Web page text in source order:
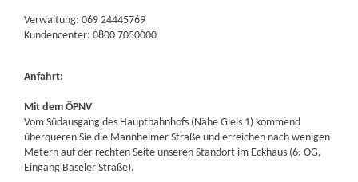
Verwaltung: 069 24445769
Kundencenter: 0800 7050000
Anfahrt:
Mit dem ÖPNV
Vom Südausgang des Hauptbahnhofs (Nähe Gleis 1) kommend
überqueren Sie die Mannheimer Straße und erreichen nach wenigen
Metern auf der rechten Seite unseren Standort im Eckhaus (6. OG,
Eingang Baseler Straße).